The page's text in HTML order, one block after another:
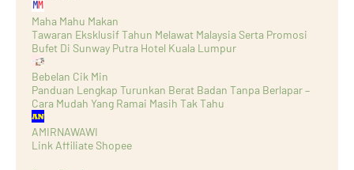
Maha Mahu Makan
Tawaran Eksklusif Tahun Melawat Malaysia Serta Promosi
Bufet Di Sunway Putra Hotel Kuala Lumpur
Bebelan Cik Min
Panduan Lengkap Turunkan Berat Badan Tanpa Berlapar –
Cara Mudah Yang Ramai Masih Tak Tahu
AMIRNAWAWI
Link Affiliate Shopee